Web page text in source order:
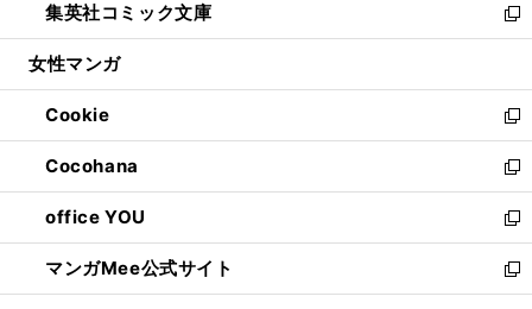
く
で
開
ド
ウ
開
く
ィ
ン
ウ
で
開
く
い
ウ
ン
ド
ウ
で
開
く
集英社コミック文庫
新
し
ウ
ィ
ン
ド
ウ
で
開
く
女性マンガ
Cookie
新
し
い
ウ
ィ
ン
ド
ウ
Cocohana
新
し
い
ウ
ィ
ン
office YOU
新
し
い
ウ
マンガMee公式サイト
新
し